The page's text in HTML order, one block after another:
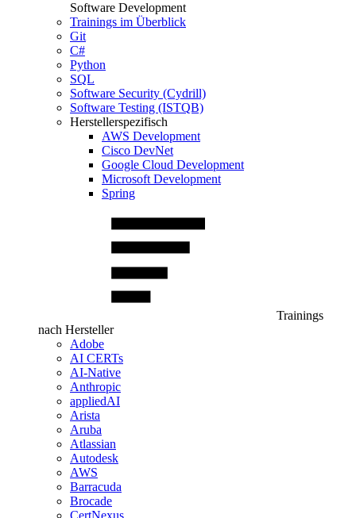
Software Development
Trainings im Überblick
Git
C#
Python
SQL
Software Security (Cydrill)
Software Testing (ISTQB)
Herstellerspezifisch
AWS Development
Cisco DevNet
Google Cloud Development
Microsoft Development
Spring
Trainings
nach Hersteller
Adobe
AI CERTs
AI-Native
Anthropic
appliedAI
Arista
Aruba
Atlassian
Autodesk
AWS
Barracuda
Brocade
CertNexus